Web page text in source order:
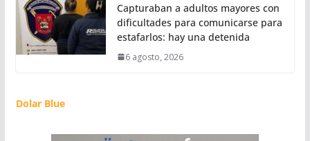
Capturaban a adultos mayores con
dificultades para comunicarse para
estafarlos: hay una detenida
6 agosto, 2026
Dolar Blue